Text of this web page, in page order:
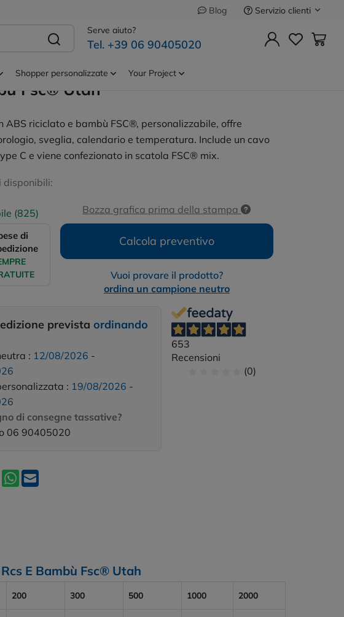
Blog
Servizio clienti
Serve aiuto?
Tel. +39 06 90405020
Shopper personalizzate Your Project
Precedente Successivo
Meteo Led
In Plastica Rcs
Fsc® Utah
P279.31
ABS riciclato e bambù FSC®, personalizzabile, offre
sveglia, calendario e temperatura. Include un cavo
C e viene confezionato in scatola FSC® mix.
disponibili:
(825)
di
Bozza grafica prima della stampa
Calcola preventivo
Vuoi provare il prodotto?
ordina un campione neutro
prevista ordinando
: 12/08/2026 -
: 19/08/2026 -
di consegne tassative?
06 90405020
653
Recensioni
(0)
E Bambù Fsc® Utah
200 300 500 1000 2000